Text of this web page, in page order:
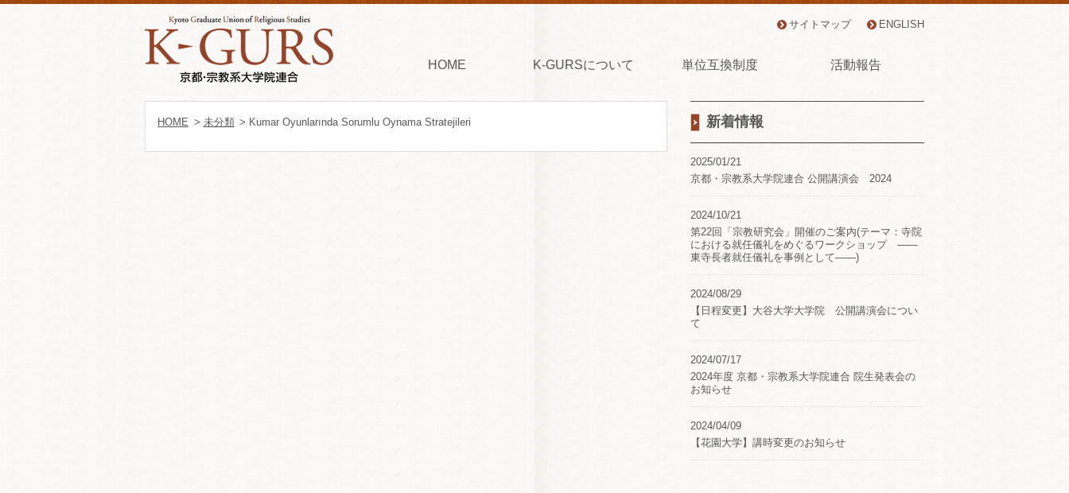
サイトマップ ENGLISH
HOME K-GURSについて 単位互換制度 活動報告
新着情報
2025/01/21
京都・宗教系大学院連合 公開講演会 2024
2024/10/21
第22回「宗教研究会」開催のご案内(テーマ：寺院
における就任儀礼をめぐるワークショップ ――
東寺長者就任儀礼を事例として――)
2024/08/29
【日程変更】大谷大学大学院 公開講演会につい
て
2024/07/17
2024年度 京都・宗教系大学院連合 院生発表会の
お知らせ
2024/04/09
【花園大学】講時変更のお知らせ
HOME > 未分類 > Kumar Oyunlarında Sorumlu Oynama Stratejileri